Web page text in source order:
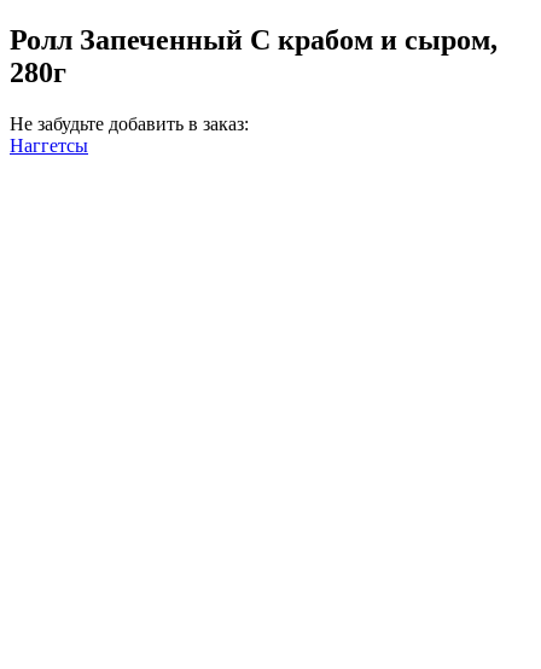
Ролл Запеченный С крабом и сыром,
280г
Не забудьте добавить в заказ:
Наггетсы